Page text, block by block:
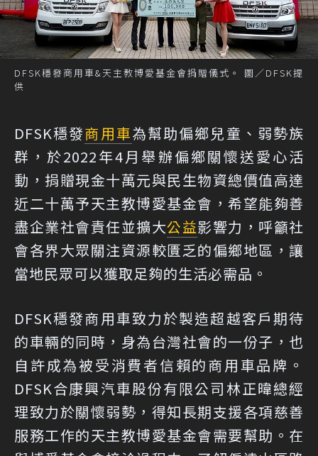
DFSK穩發商用車&天主教博愛基金會捐贈儀式。 圖／DFSK提
供
DFSK穩發商用車為幫助偏鄉兒童、弱勢族
群，於2022年4月舉辦偏鄉關懷送愛心活
動，捐贈現金十萬元與民生物資總價值高達
近二十萬予天主教博愛基金會，希望能夠善
盡企業社會責任並擴大公益影響力，呼籲社
會各界大眾關注資源較匱乏的偏鄉地區，讓
當地民眾可以獲取足夠的生活必需品。
DFSK穩發商用車致力於製造超越客戶期待
的車輛的同時，身為台灣社會的一份子，也
自許成為被受消費者信賴的商用車品牌。
DFSK合康興汽車股份有限公司林正暐總經
理致力於關懷弱勢，得知長期支援各項慈善
服務工作的天主教博愛基金會需要幫助。在